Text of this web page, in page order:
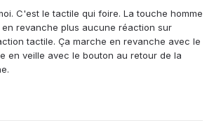
C'est le tactile qui foire. La touche homme
revanche plus aucune réaction sur
tactile. Ça marche en revanche avec le
en veille avec le bouton au retour de la